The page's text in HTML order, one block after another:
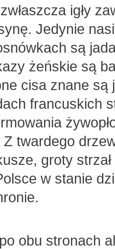
igły
Jedynie
są
żeńskie są
cisa znane są
francuskich
Z twardego
groty
w stanie
obu stronach